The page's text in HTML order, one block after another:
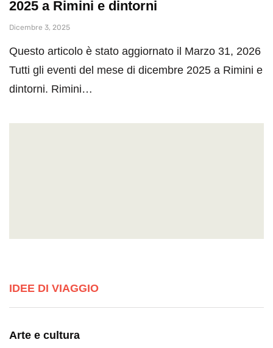
2025 a Rimini e dintorni
Dicembre 3, 2025
Questo articolo è stato aggiornato il Marzo 31, 2026
Tutti gli eventi del mese di dicembre 2025 a Rimini e
dintorni. Rimini…
IDEE DI VIAGGIO
Arte e cultura